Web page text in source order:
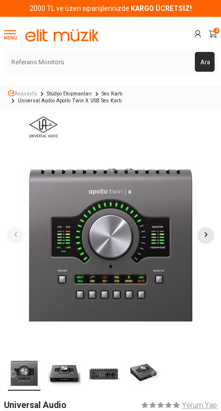
2000 TL ve üzeri siparişlerinizde KARGO ÜCRETSİZ!
MENÜ
Ara
0
Anasayfa Stüdyo Ekipmanları
Ses Kartı
Universal Audio Apollo Twin X USB Ses Kartı
Universal Audio Yorum Yap